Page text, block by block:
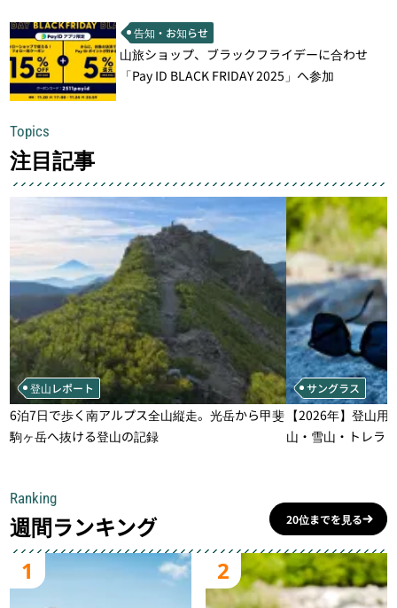
告知・お知らせ
山旅ショップ、ブラックフライデーに合わせ
「Pay ID BLACK FRIDAY 2025」へ参加
Topics
注目記事
登山レポート
6泊7日で歩く南アルプス全山縦走。光岳から甲斐
駒ヶ岳へ抜ける登山の記録
サングラス
【2026年】登山
山・雪山・トレラ
Ranking
週間ランキング 20位までを見る
1 2